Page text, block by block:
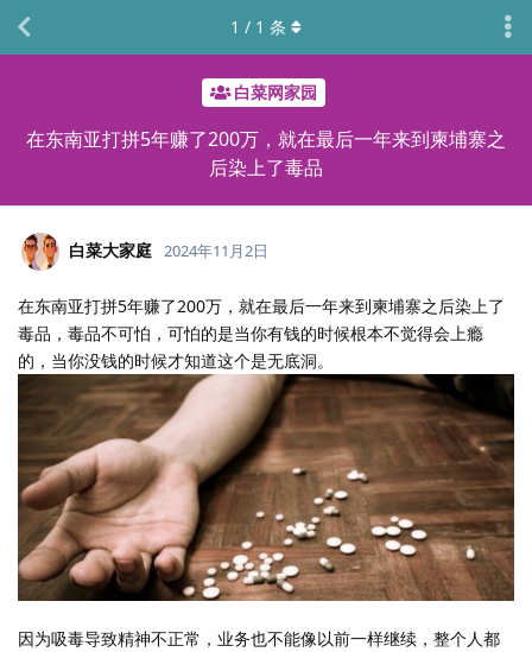
白菜网家园
在东南亚打拼5年赚了200万，就在最后一年来到柬埔寨之
后染上了毒品
1 / 1 条
白菜大家庭 2024年11月2日
在东南亚打拼5年赚了200万，就在最后一年来到柬埔寨之后染上了
毒品，毒品不可怕，可怕的是当你有钱的时候根本不觉得会上瘾
的，当你没钱的时候才知道这个是无底洞。
因为吸毒导致精神不正常，业务也不能像以前一样继续，整个人都